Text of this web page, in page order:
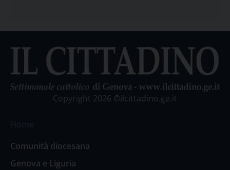
Copyright 2026 ©ilcittadino.ge.it
Comunità diocesana
Genova e Liguria